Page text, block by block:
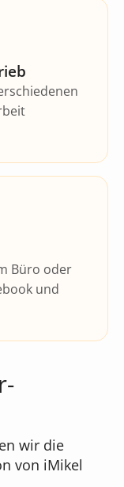
Büro oder
und
wir die
von iMikel